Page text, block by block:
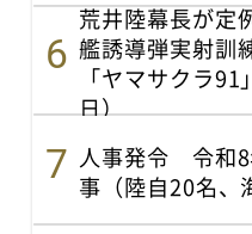
荒井陸幕長が
艦誘導弾実射訓
「ヤマサクラ
日）
人事発令 令和8
事（陸自20名、